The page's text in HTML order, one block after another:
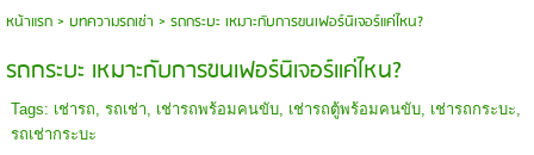
หน้าแรก> บทความรถเช่า > รถกระบะ เหมาะกับการขนเฟอร์นิเจอร์แค่ไหน?
รถกระบะ เหมาะกับการขนเฟอร์นิเจอร์แค่ไหน?
Tags: เช่ารถ, รถเช่า, เช่ารถพร้อมคนขับ, เช่ารถตู้พร้อมคนขับ, เช่ารถกระบะ,
รถเช่ากระบะ